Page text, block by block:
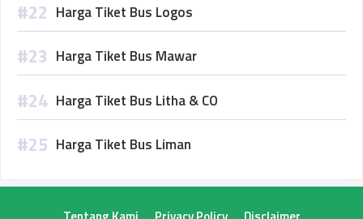
Harga Tiket Bus Logos
Harga Tiket Bus Mawar
Harga Tiket Bus Litha & CO
Harga Tiket Bus Liman